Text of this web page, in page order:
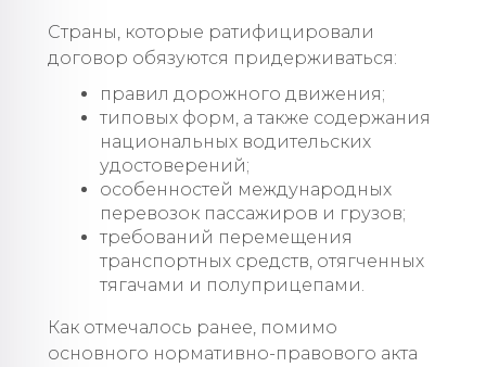
Страны, которые ратифицировали
договор обязуются придерживаться:
правил дорожного движения;
типовых форм, а также содержания
национальных водительских
удостоверений;
особенностей международных
перевозок пассажиров и грузов;
требований перемещения
транспортных средств, отягченных
тягачами и полуприцепами.
Как отмечалось ранее, помимо
основного нормативно-правового акта